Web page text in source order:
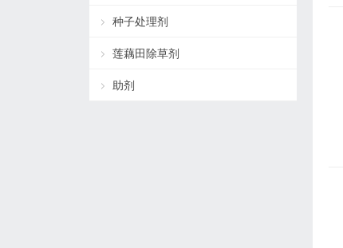
种子处理剂
莲藕田除草剂
助剂